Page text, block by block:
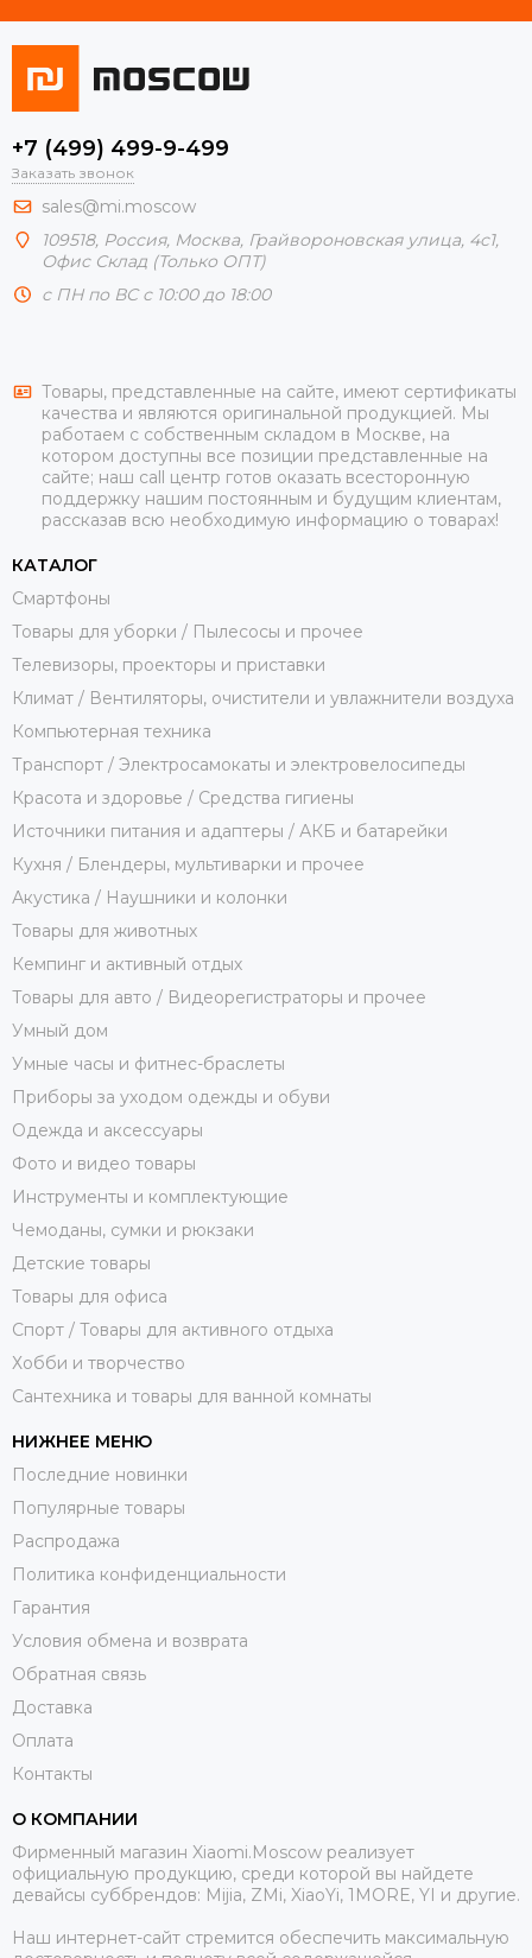
+7 (499) 499-9-499
Заказать звонок
sales@mi.moscow
109518, Россия, Москва, Грайвороновская улица, 4с1,
Офис Склад (Только ОПТ)
с ПН по ВС с 10:00 до 18:00
Товары, представленные на сайте, имеют сертификаты
качества и являются оригинальной продукцией. Мы
работаем с собственным складом в Москве, на
котором доступны все позиции представленные на
сайте; наш call центр готов оказать всесторонную
поддержку нашим постоянным и будущим клиентам,
рассказав всю необходимую информацию о товарах!
КАТАЛОГ
Смартфоны
Товары для уборки / Пылесосы и прочее
Телевизоры, проекторы и приставки
Климат / Вентиляторы, очистители и увлажнители воздуха
Компьютерная техника
Транспорт / Электросамокаты и электровелосипеды
Красота и здоровье / Средства гигиены
Источники питания и адаптеры / АКБ и батарейки
Кухня / Блендеры, мультиварки и прочее
Акустика / Наушники и колонки
Товары для животных
Кемпинг и активный отдых
Товары для авто / Видеорегистраторы и прочее
Умный дом
Умные часы и фитнес-браслеты
Приборы за уходом одежды и обуви
Одежда и аксессуары
Фото и видео товары
Инструменты и комплектующие
Чемоданы, сумки и рюкзаки
Детские товары
Товары для офиса
Спорт / Товары для активного отдыха
Хобби и творчество
Сантехника и товары для ванной комнаты
НИЖНЕЕ МЕНЮ
Последние новинки
Популярные товары
Распродажа
Политика конфиденциальности
Гарантия
Условия обмена и возврата
Обратная связь
Доставка
Оплата
Контакты
О КОМПАНИИ
Фирменный магазин Xiaomi.Moscow реализует
официальную продукцию, среди которой вы найдете
девайсы суббрендов: Mijia, ZMi, XiaoYi, 1MORE, YI и другие.
Наш интернет-сайт стремится обеспечить максимальную